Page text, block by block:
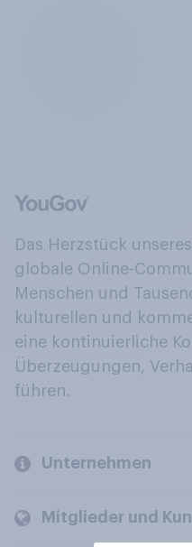
Das Herzstück
globale Online-
Menschen und
kulturellen und
eine kontinuierliche
Überzeugungen,
führen.
Unternehmen
Mitglieder und